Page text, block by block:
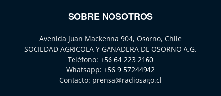
SOBRE NOSOTROS
Avenida Juan Mackenna 904, Osorno, Chile
SOCIEDAD AGRICOLA Y GANADERA DE OSORNO A.G.
Teléfono: +56 64 223 2160
Whatsapp: +56 9 57244942
Contacto: prensa@radiosago.cl